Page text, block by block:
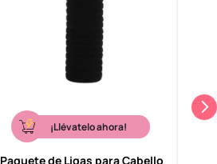
¡Llévatelo ahora!
Paquete de Ligas para Cabello